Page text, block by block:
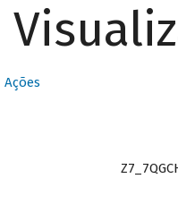
Ações